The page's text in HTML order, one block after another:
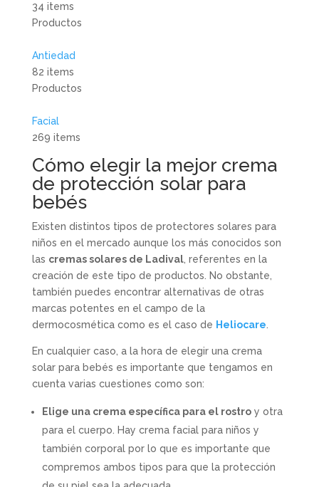
34 items
Productos
Antiedad
82 items
Productos
Facial
269 items
Cómo elegir la mejor crema
de protección solar para
bebés
Existen distintos tipos de protectores solares para
niños en el mercado aunque los más conocidos son
las cremas solares de Ladival, referentes en la
creación de este tipo de productos. No obstante,
también puedes encontrar alternativas de otras
marcas potentes en el campo de la
dermocosmética como es el caso de Heliocare.
En cualquier caso, a la hora de elegir una crema
solar para bebés es importante que tengamos en
cuenta varias cuestiones como son:
Elige una crema específica para el rostroy otra
para el cuerpo. Hay crema facial para niños y
también corporal por lo que es importante que
compremos ambos tipos para que la protección